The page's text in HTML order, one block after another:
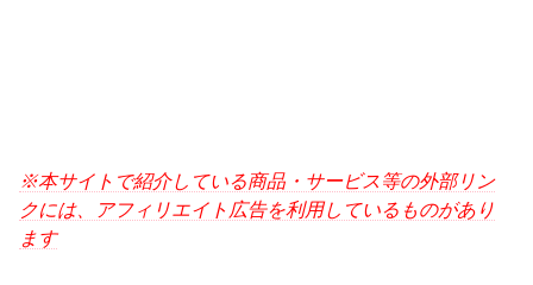
※本サイトで紹介している商品・サービス等の外部リン
クには、アフィリエイト広告を利用しているものがあり
ます